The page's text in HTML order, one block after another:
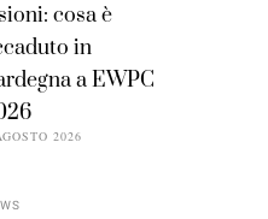
cosa è
in
a EWPC
2026